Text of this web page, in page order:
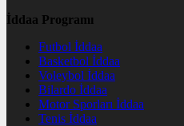
İddaa Programı
Futbol İddaa
Basketbol İddaa
Voleybol İddaa
Bilardo İddaa
Motor Sporları İddaa
Tenis İddaa